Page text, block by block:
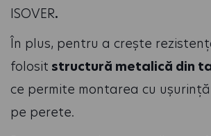
ISOVER.
În plus, pentru a crește
folosit structură metalică din
ce permite montarea cu
pe perete.